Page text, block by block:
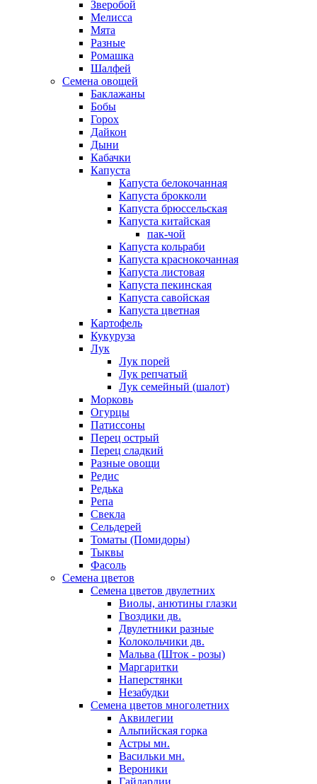
Зверобой
Мелисса
Мята
Разные
Ромашка
Шалфей
Семена овощей
Баклажаны
Бобы
Горох
Дайкон
Дыни
Кабачки
Капуста
Капуста белокочанная
Капуста брокколи
Капуста брюссельская
Капуста китайская
пак-чой
Капуста кольраби
Капуста краснокочанная
Капуста листовая
Капуста пекинская
Капуста савойская
Капуста цветная
Картофель
Кукуруза
Лук
Лук порей
Лук репчатый
Лук семейный (шалот)
Морковь
Огурцы
Патиссоны
Перец острый
Перец сладкий
Разные овощи
Редис
Редька
Репа
Свекла
Сельдерей
Томаты (Помидоры)
Тыквы
Фасоль
Семена цветов
Семена цветов двулетних
Виолы, анютины глазки
Гвоздики дв.
Двулетники разные
Колокольчики дв.
Мальва (Шток - розы)
Маргаритки
Наперстянки
Незабудки
Семена цветов многолетних
Аквилегии
Альпийская горка
Астры мн.
Васильки мн.
Вероники
Гайлардии